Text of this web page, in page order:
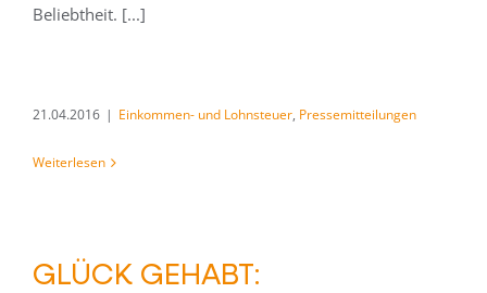
Beliebtheit. [...]
21.04.2016 | Einkommen- und Lohnsteuer, Pressemitteilungen
Weiterlesen
GLÜCK GEHABT: